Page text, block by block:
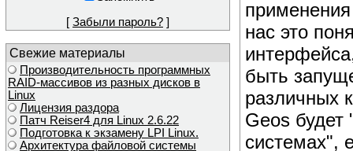
[ Забыли пароль? ]
Свежие материалы
Производительность программных
RAID-массивов из разных дисков в
Linux
Лицензия раздора
Патч Reiser4 для Linux 2.6.22
Подготовка к экзамену LPI Linux.
Архитектура файловой системы
нас это
быть
различных
Geos будет
системах",